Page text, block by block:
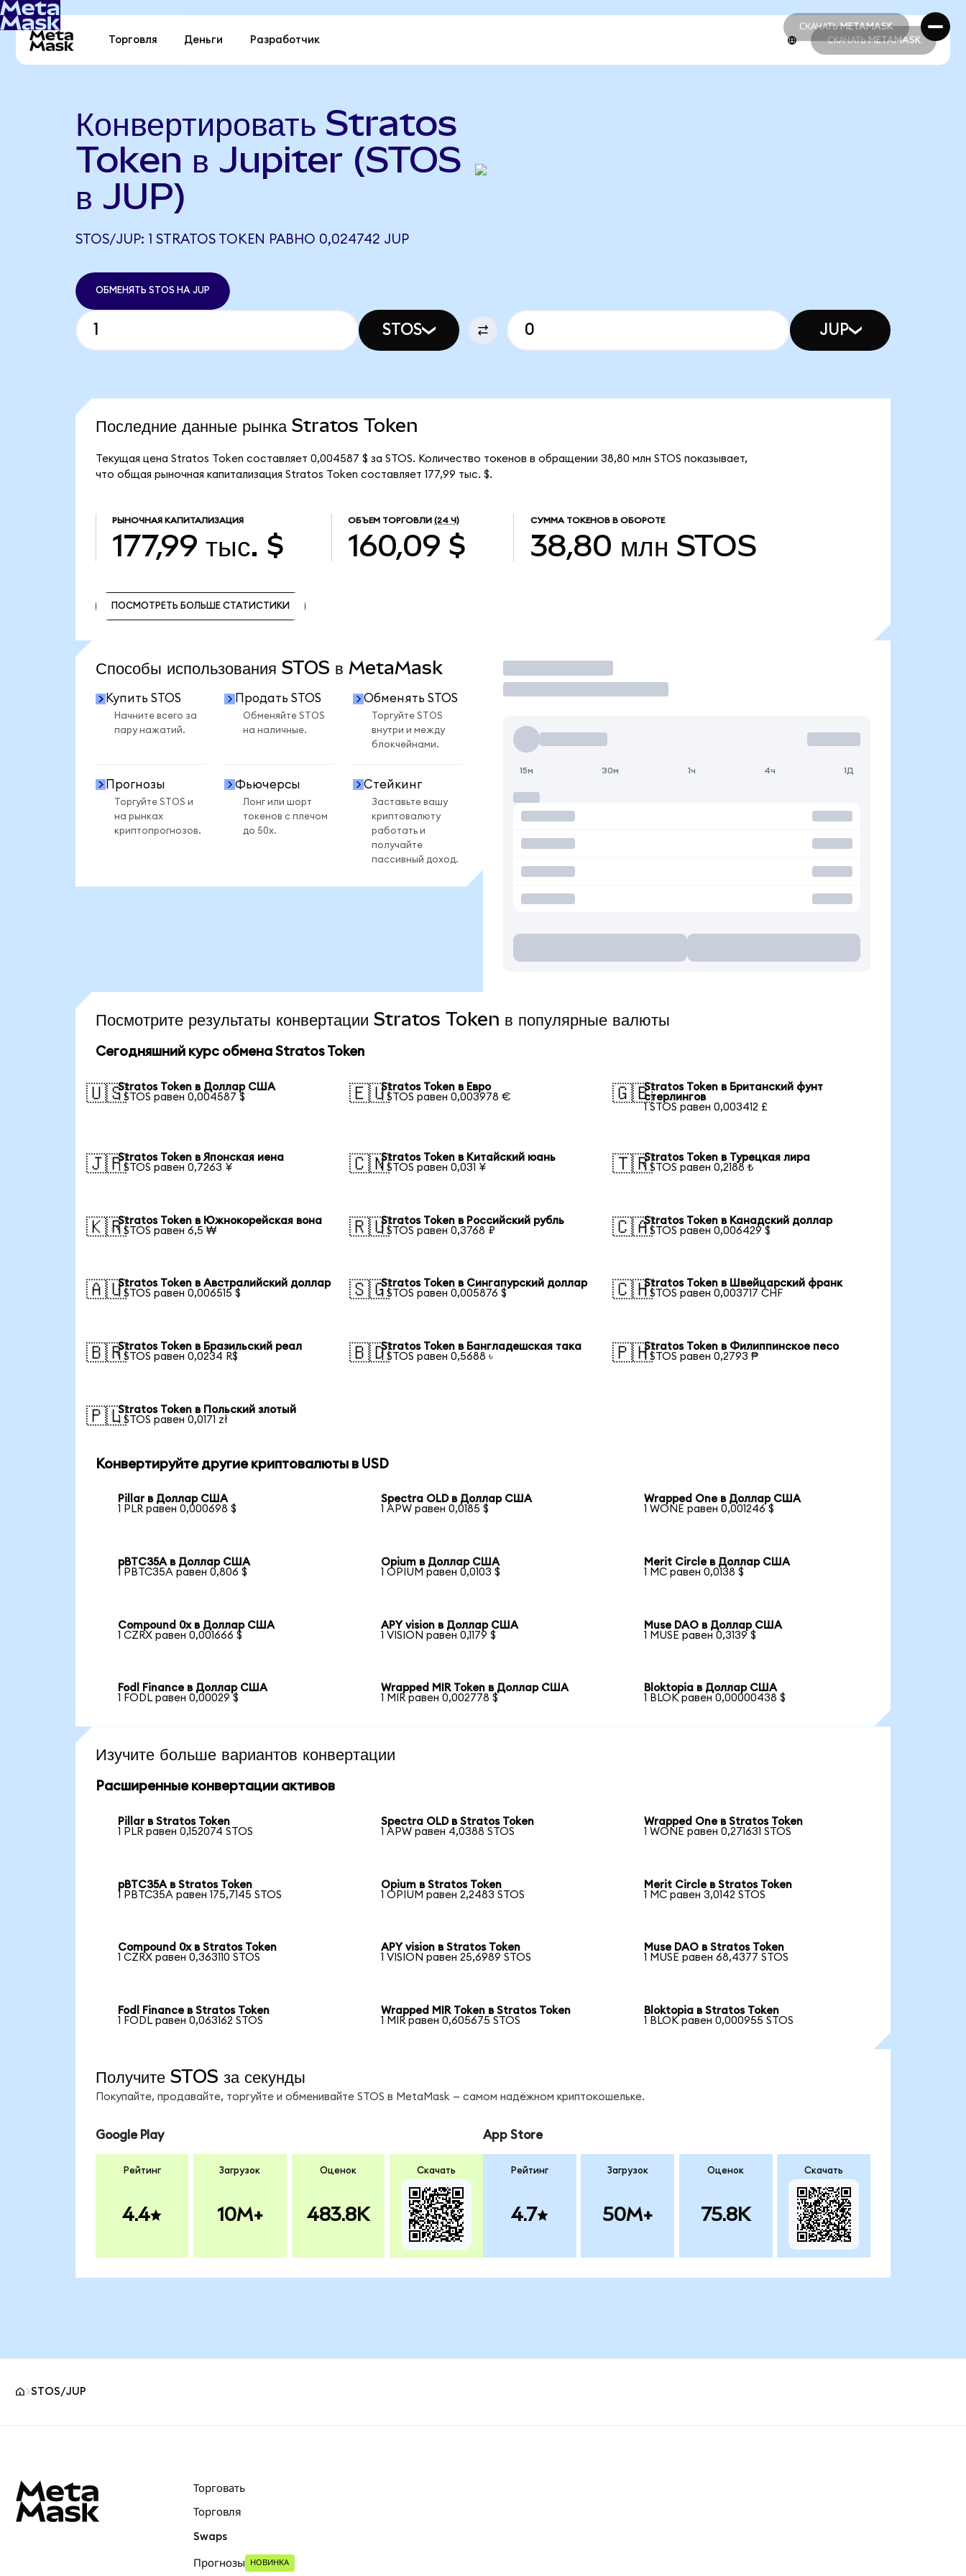
СКАЧАТЬ METAMASK
СКАЧАТЬ METAMASK
Торговля Деньги Разработчик СКАЧАТЬ METAMASK
Конвертировать Stratos
Token в Jupiter (STOS
в JUP)
STOS/JUP: 1 STRATOS TOKEN РАВНО 0,024742 JUP
ОБМЕНЯТЬ STOS НА JUP
STOS JUP
Последние данные рынка Stratos Token
Текущая цена Stratos Token составляет 0,004587 $ за STOS. Количество токенов в обращении 38,80 млн STOS показывает,
что общая рыночная капитализация Stratos Token составляет 177,99 тыс. $.
РЫНОЧНАЯ КАПИТАЛИЗАЦИЯ
177,99 тыс. $
ОБЪЕМ ТОРГОВЛИ (24 Ч)
160,09 $
СУММА ТОКЕНОВ В ОБОРОТЕ
38,80 млн STOS
ПОСМОТРЕТЬ БОЛЬШЕ СТАТИСТИКИ
Способы использования STOS в MetaMask
Купить STOS
Начните всего за
пару нажатий.
Продать STOS
Обменяйте STOS
на наличные.
Обменять STOS
Торгуйте STOS
внутри и между
блокчейнами.
Прогнозы
Торгуйте STOS и
на рынках
криптопрогнозов.
Фьючерсы
Лонг или шорт
токенов с плечом
до 50x.
Стейкинг
Заставьте вашу
криптовалюту
работать и
получайте
пассивный доход.
Торговать
15м 30м 1ч 4ч 1Д
Посмотрите результаты конвертации Stratos Token в популярные валюты
Сегодняшний курс обмена Stratos Token
🇺🇸Stratos Token в Доллар США
1 STOS равен 0,004587 $
🇪🇺Stratos Token в Евро
1 STOS равен 0,003978 €
🇬🇧Stratos Token в Британский фунт
стерлингов
1 STOS равен 0,003412 £
🇯🇵Stratos Token в Японская иена
1 STOS равен 0,7263 ¥
🇨🇳Stratos Token в Китайский юань
1 STOS равен 0,031 ¥
🇹🇷Stratos Token в Турецкая лира
1 STOS равен 0,2188 ₺
🇰🇷Stratos Token в Южнокорейская вона
1 STOS равен 6,5 ₩
🇷🇺Stratos Token в Российский рубль
1 STOS равен 0,3768 ₽
🇨🇦Stratos Token в Канадский доллар
1 STOS равен 0,006429 $
🇦🇺Stratos Token в Австралийский доллар
1 STOS равен 0,006515 $
🇸🇬Stratos Token в Сингапурский доллар
1 STOS равен 0,005876 $
🇨🇭Stratos Token в Швейцарский франк
1 STOS равен 0,003717 CHF
🇧🇷Stratos Token в Бразильский реал
1 STOS равен 0,0234 R$
🇧🇩Stratos Token в Бангладешская така
1 STOS равен 0,5688 ৳
🇵🇭Stratos Token в Филиппинское песо
1 STOS равен 0,2793 ₱
🇵🇱Stratos Token в Польский злотый
1 STOS равен 0,0171 zł
Конвертируйте другие криптовалюты в USD
Pillar в Доллар США
1 PLR равен 0,000698 $
Spectra OLD в Доллар США
1 APW равен 0,0185 $
Wrapped One в Доллар США
1 WONE равен 0,001246 $
pBTC35A в Доллар США
1 PBTC35A равен 0,806 $
Opium в Доллар США
1 OPIUM равен 0,0103 $
Merit Circle в Доллар США
1 MC равен 0,0138 $
Compound 0x в Доллар США
1 CZRX равен 0,001666 $
APY vision в Доллар США
1 VISION равен 0,1179 $
Muse DAO в Доллар США
1 MUSE равен 0,3139 $
Fodl Finance в Доллар США
1 FODL равен 0,00029 $
Wrapped MIR Token в Доллар США
1 MIR равен 0,002778 $
Bloktopia в Доллар США
1 BLOK равен 0,00000438 $
Изучите больше вариантов конвертации
Расширенные конвертации активов
Pillar в Stratos Token
1 PLR равен 0,152074 STOS
Spectra OLD в Stratos Token
1 APW равен 4,0388 STOS
Wrapped One в Stratos Token
1 WONE равен 0,271631 STOS
pBTC35A в Stratos Token
1 PBTC35A равен 175,7145 STOS
Opium в Stratos Token
1 OPIUM равен 2,2483 STOS
Merit Circle в Stratos Token
1 MC равен 3,0142 STOS
Compound 0x в Stratos Token
1 CZRX равен 0,363110 STOS
APY vision в Stratos Token
1 VISION равен 25,6989 STOS
Muse DAO в Stratos Token
1 MUSE равен 68,4377 STOS
Fodl Finance в Stratos Token
1 FODL равен 0,063162 STOS
Wrapped MIR Token в Stratos Token
1 MIR равен 0,605675 STOS
Bloktopia в Stratos Token
1 BLOK равен 0,000955 STOS
Получите STOS за секунды
Покупайте, продавайте, торгуйте и обменивайте STOS в MetaMask — самом надёжном криптокошельке.
Google Play
Рейтинг
4.4
Загрузок
10M+
Оценок
483.8K
Скачать
App Store
Рейтинг
4.7
Загрузок
50M+
Оценок
75.8K
Скачать
STOS/JUP
Торговать
Торговля
Swaps
Прогнозы НОВИНКА